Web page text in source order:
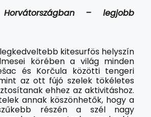
Horvátországban – legjobb
kitesurfös helyszín
körében a világ minden
és Korčula közötti tengeri
az ott fújó szelek tökéletes
ehhez az aktivitáshoz.
annak köszönhetők, hogy a
részén a szél nagy